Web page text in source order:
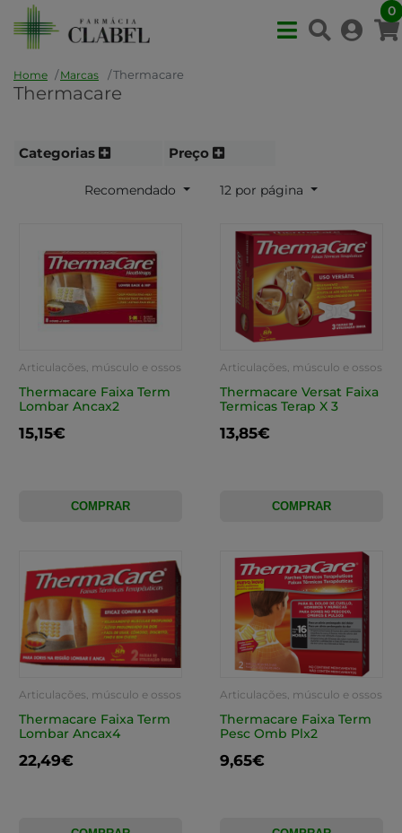
0
Home Marcas Thermacare
Thermacare
Categorias Preço
Recomendado 12 por página
Articulações, músculo e ossos
Thermacare Faixa Term
Lombar Ancax2
15,15€
COMPRAR
Articulações, músculo e ossos
Thermacare Versat Faixa
Termicas Terap X 3
13,85€
COMPRAR
Articulações, músculo e ossos
Thermacare Faixa Term
Lombar Ancax4
22,49€
Articulações, músculo e ossos
Thermacare Faixa Term
Pesc Omb Plx2
9,65€